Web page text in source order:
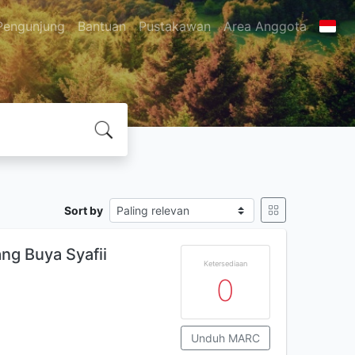
Bantuan Pustakawan Area Anggota
Sort by
Buya Syafii
Ketersediaan
0
Unduh MARC